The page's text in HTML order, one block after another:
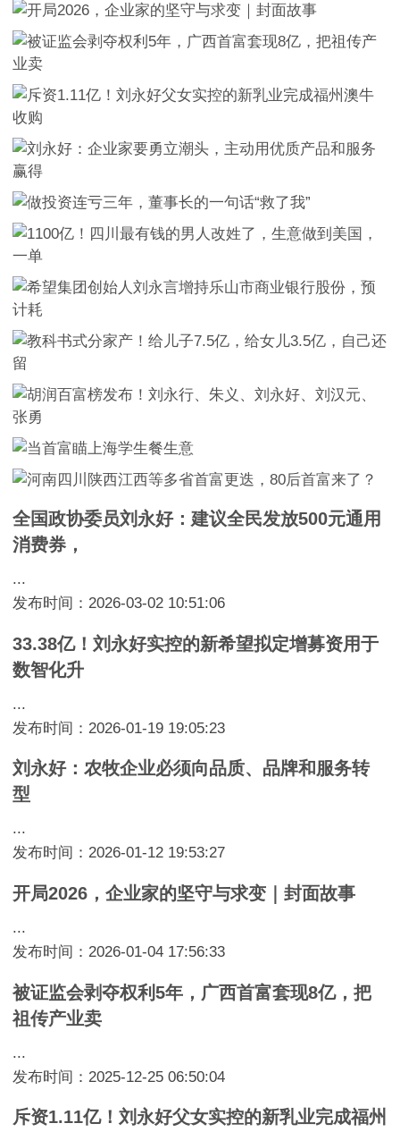
全国政协委员刘永好：建议全民发放500元通用
消费券，
...
发布时间：2026-03-02 10:51:06
33.38亿！刘永好实控的新希望拟定增募资用于
数智化升
...
发布时间：2026-01-19 19:05:23
刘永好：农牧企业必须向品质、品牌和服务转
型
...
发布时间：2026-01-12 19:53:27
开局2026，企业家的坚守与求变｜封面故事
...
发布时间：2026-01-04 17:56:33
被证监会剥夺权利5年，广西首富套现8亿，把
祖传产业卖
...
发布时间：2025-12-25 06:50:04
斥资1.11亿！刘永好父女实控的新乳业完成福州